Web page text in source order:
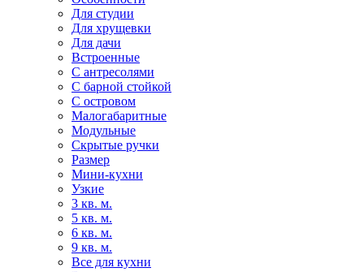
Для студии
Для хрущевки
Для дачи
Встроенные
С антресолями
С барной стойкой
С островом
Малогабаритные
Модульные
Скрытые ручки
Размер
Мини-кухни
Узкие
3 кв. м.
5 кв. м.
6 кв. м.
9 кв. м.
Все для кухни